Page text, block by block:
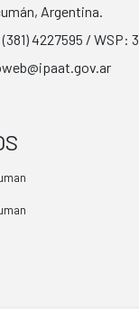
Argentina.
4227595 / WSP: